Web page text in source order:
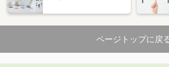
ページトップに戻